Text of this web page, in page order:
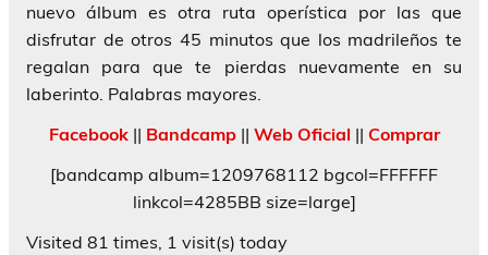
nuevo álbum es otra ruta operística por las que
disfrutar de otros 45 minutos que los madrileños te
regalan para que te pierdas nuevamente en su
laberinto. Palabras mayores.
Facebook|| Bandcamp || Web Oficial || Comprar
[bandcamp album=1209768112 bgcol=FFFFFF
linkcol=4285BB size=large]
Visited 81 times, 1 visit(s) today